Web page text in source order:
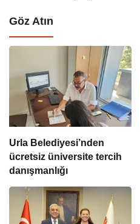
Göz Atın
Urla Belediyesi’nden
ücretsiz üniversite tercih
danışmanlığı